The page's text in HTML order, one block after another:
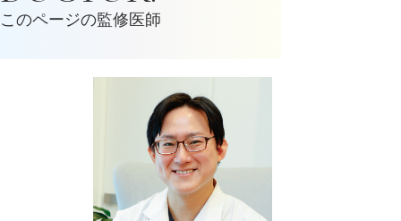
このページの監修医師